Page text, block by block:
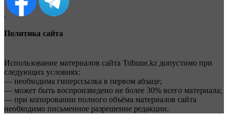
Политика сайта
Использование материалов сайта Tribune.kz допустимо при
следующих условиях:
— необходима гиперссылка в первом абзаце;
— может быть воспроизведено не более 30% всего материала;
— при копировании полного объёма материалов сайта
необходимо письменное разрешение редакции.